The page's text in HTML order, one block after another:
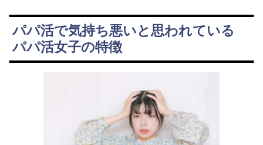
パパ活で気持ち悪いと思われている
パパ活女子の特徴